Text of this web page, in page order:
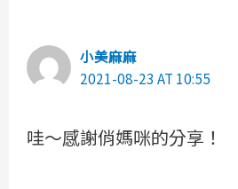
小美麻麻
2021-08-23 AT 10:55
哇～感謝俏媽咪的分享！